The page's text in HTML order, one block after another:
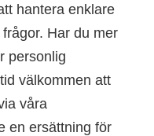
hantera enklare
Har du mer
personlig
välkommen att
våra
en ersättning för